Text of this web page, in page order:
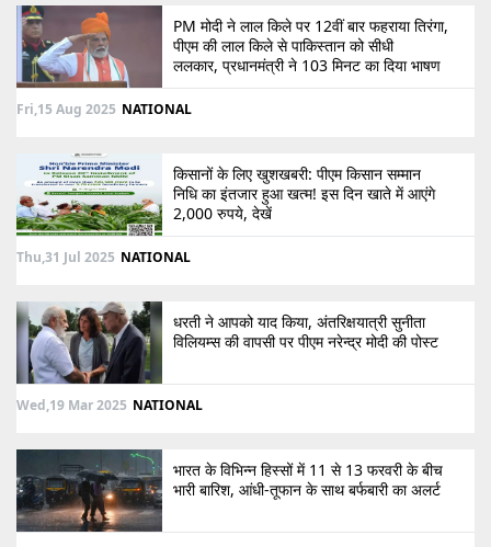
PM मोदी ने लाल किले पर 12वीं बार फहराया तिरंगा,
पीएम की लाल किले से पाकिस्तान को सीधी
ललकार, प्रधानमंत्री ने 103 मिनट का दिया भाषण
Fri,15 Aug 2025 NATIONAL
किसानों के लिए खुशखबरी: पीएम किसान सम्मान
निधि का इंतजार हुआ खत्म! इस दिन खाते में आएंगे
2,000 रुपये, देखें
Thu,31 Jul 2025 NATIONAL
धरती ने आपको याद किया, अंतरिक्षयात्री सुनीता
विलियम्स की वापसी पर पीएम नरेन्द्र मोदी की पोस्ट
Wed,19 Mar 2025 NATIONAL
भारत के विभिन्न हिस्सों में 11 से 13 फरवरी के बीच
भारी बारिश, आंधी-तूफान के साथ बर्फबारी का अलर्ट